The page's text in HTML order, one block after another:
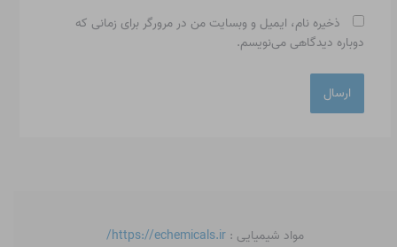
ذخیره نام، ایمیل و وبسایت من در مرورگر برای زمانی که
دوباره دیدگاهی می‌نویسم.
مواد شیمیایی : https://echemicals.ir/